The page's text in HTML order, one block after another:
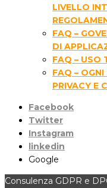
LIVELLO
FAQ –
DI
FAQ – USO
FAQ –
PRIVACY E
Facebook
Twitter
Instagram
linkedin
Google
Consulenza GDPR e